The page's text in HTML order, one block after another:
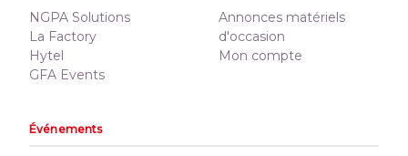
NGPA Solutions
La Factory
Hytel
GFA Events
Annonces matériels
d'occasion
Mon compte
Événements